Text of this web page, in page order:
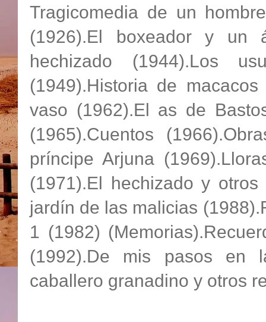
Tragicomedia de un
(1926).El boxeador y un
hechizado (1944).Los
(1949).Historia de
vaso (1962).El as de
(1965).Cuentos
príncipe Arjuna
(1971).El hechizado y
jardín de las malicias
1 (1982)
(1992).De mis pasos en
caballero granadino y otros